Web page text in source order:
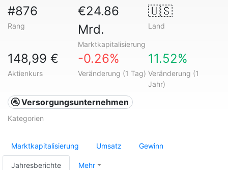
#876
Rang
€24.86
Mrd.
Marktkapitalisierung
🇺🇸
Land
148,99 €
Aktienkurs
-0.26%
Veränderung (1 Tag)
11.52%
Veränderung (1
Jahr)
🚰 Versorgungsunternehmen
Kategorien
Marktkapitalisierung Umsatz Gewinn
Jahresberichte Mehr